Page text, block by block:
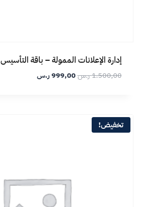
إدارة الإعلانات الممولة – باقة التأسيس
1.500,00ر.س999,00 ر.س
تخفيض!